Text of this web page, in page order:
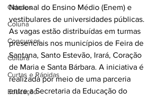
Cidades
Coluna
Concursos
Cultura
Curtas e Rápidas
Educação
Nacional do Ensino Médio (Enem) e
vestibulares de universidades públicas.
As vagas estão distribuídas em turmas
presenciais nos municípios de Feira de
Santana, Santo Estevão, Irará, Coração
de Maria e Santa Bárbara. A iniciativa é
realizada por meio de uma parceria
entre a Secretaria da Educação do